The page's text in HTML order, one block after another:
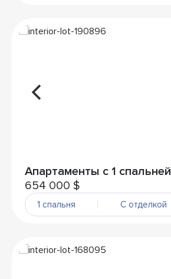
Апартаменты с 1 спальней
654 000 $
1 спальня С отделкой